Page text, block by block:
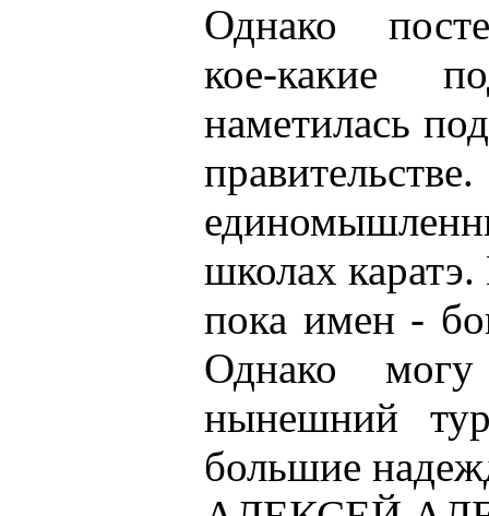
Однако
кое-какие
наметилась
школах
пока имен -
Однако
нынешний
большие